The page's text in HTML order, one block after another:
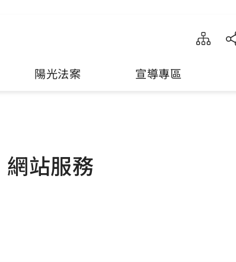
陽光法案 宣導專區
網站服務